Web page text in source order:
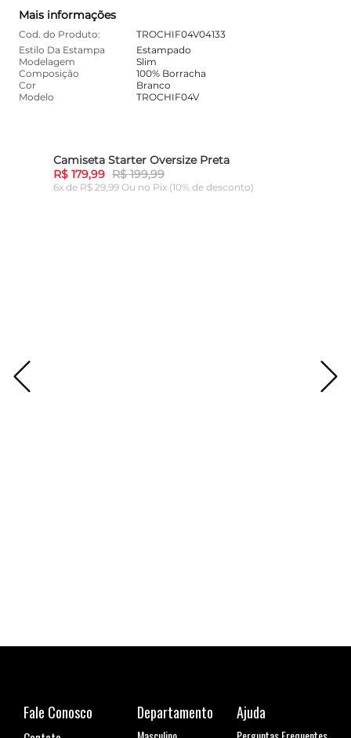
Mais informações
Cod. do Produto:
TROCHIF04V04133
Estilo Da Estampa
Estampado
Modelagem
Slim
Composição
100% Borracha
Cor
Branco
Modelo
TROCHIF04V
Camiseta Starter Oversize Preta
R$ 179,99 R$ 199,99
6x de R$ 29,99 Ou no Pix (10% de desconto)
Fale Conosco Departamento Ajuda